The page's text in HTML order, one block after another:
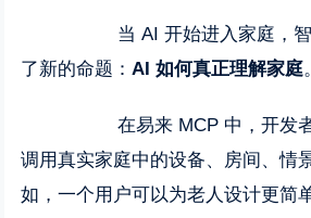
当 AI 开始进入家庭，智
了新的命题：AI 如何真正理解家庭。
在易来 MCP 中，开发者
调用真实家庭中的设备、房间、情
如，一个用户可以为老人设计更简